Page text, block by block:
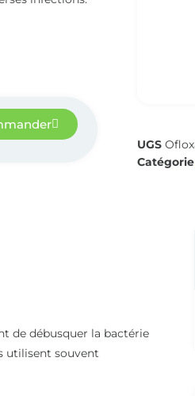
UGS
Catégorie
de débusquer la bactérie
utilisent souvent